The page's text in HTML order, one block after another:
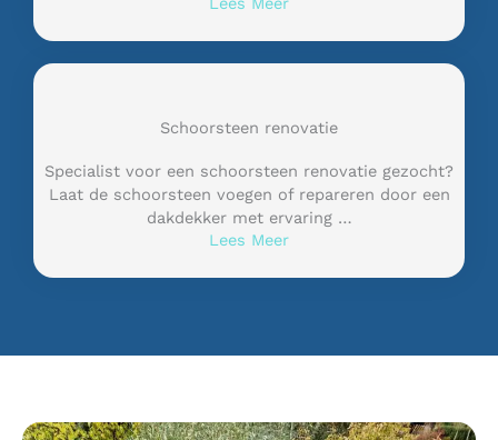
Schoorsteen renovatie
Specialist voor een schoorsteen renovatie gezocht?
Laat de schoorsteen voegen of repareren door een
dakdekker met ervaring …
Lees Meer